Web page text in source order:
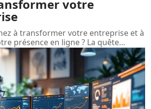
votre
à transformer votre entreprise et à
présence en ligne ? La quête…